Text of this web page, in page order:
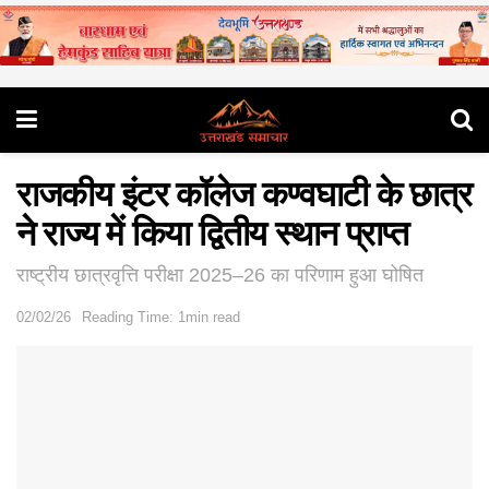
राजकीय इंटर कॉलेज कण्वघाटी के छात्र
ने राज्य में किया द्वितीय स्थान प्राप्त
राष्ट्रीय छात्रवृत्ति परीक्षा 2025–26 का परिणाम हुआ घोषित
02/02/26 Reading Time: 1min read